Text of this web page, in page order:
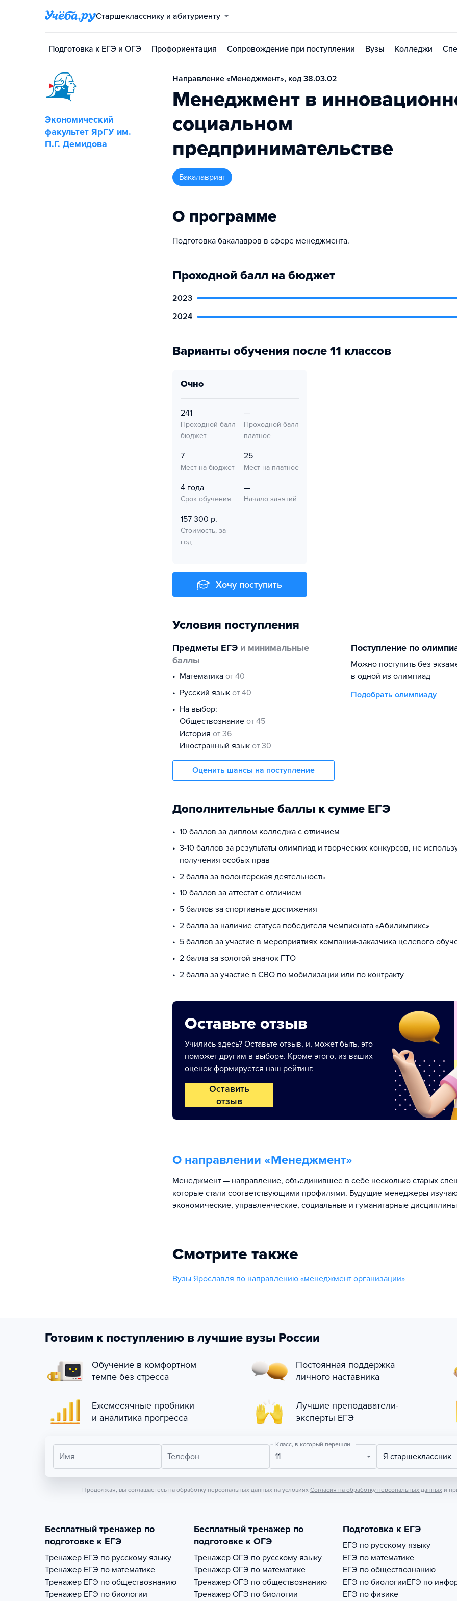
Старшекласснику и абитуриенту
Подготовка к ЕГЭ и ОГЭ Профориентация Сопровождение при поступлении Вузы Колледжи
Экономический
факультет ЯрГУ им.
П.Г. Демидова
Направление «Менеджмент», код 38.03.02
Менеджмент в
социальном
предпринимательстве
бакалавриат
О программе
Подготовка бакалавров в сфере менеджмента.
Проходной балл на бюджет
2023
2024
Варианты обучения после 11 классов
очно
241
Проходной балл
бюджет
—
Проходной балл
платное
7
Мест на бюджет
25
Мест на платное
4 года
Срок обучения
—
Начало занятий
157 300 р.
Стоимость, за
год
Хочу поступить
Условия поступления
Предметы ЕГЭ и минимальные
баллы
математика от 40
русский язык от 40
На выбор:
обществознание от 45
история от 36
иностранный язык от 30
Оценить шансы на поступление
Поступление по
Можно поступить без
в одной из олимпиад
Подобрать олимпиаду
Дополнительные баллы к сумме ЕГЭ
10 баллов за диплом колледжа с отличием
3-10 баллов за результаты олимпиад и творческих конкурсов, не
получения особых прав
2 балла за волонтерская деятельность
10 баллов за аттестат с отличием
5 баллов за спортивные достижения
2 балла за наличие статуса победителя чемпионата «Абилимпикс»
5 баллов за участие в мероприятиях компании-заказчика целевого
2 балла за золотой значок ГТО
2 балла за участие в СВО по мобилизации или по контракту
Оставьте отзыв
Учились здесь? Оставьте отзыв, и, может быть, это
поможет другим в выборе. Кроме этого, из ваших
оценок формируется наш рейтинг.
Оставить
отзыв
О направлении «Менеджмент»
Менеджмент — направление, объединившее в себе несколько старых
которые стали соответствующими профилями. Будущие менеджеры
экономические, управленческие, социальные и гуманитарные
Смотрите также
Вузы Ярославля по направлению «менеджмент организации»
Готовим к поступлению в лучшие вузы России
Обучение в комфортном
темпе без стресса
Постоянная поддержка
личного наставника
Ежемесячные пробники
и аналитика прогресса
Лучшие преподаватели-
эксперты ЕГЭ
Имя Телефон
Класс, в который перешли
11 Я старшеклассник
Продолжая, вы соглашаетесь на обработку персональных данных на условиях Согласия на обработку персональных данных и
Бесплатный тренажер по
подготовке к ЕГЭ
Тренажер ЕГЭ по русскому языку
Тренажер ЕГЭ по математике
Тренажер ЕГЭ по обществознанию
Тренажер ЕГЭ по биологии
Бесплатный тренажер по
подготовке к ОГЭ
Тренажер ОГЭ по русскому языку
Тренажер ОГЭ по математике
Тренажер ОГЭ по обществознанию
Тренажер ОГЭ по биологии
Подготовка к ЕГЭ
ЕГЭ по русскому языку
ЕГЭ по математике
ЕГЭ по обществознанию
ЕГЭ по биологииЕГЭ по
ЕГЭ по физике